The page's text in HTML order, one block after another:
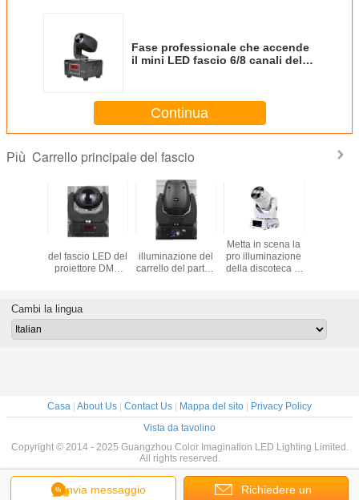
Fase professionale che accende
il mini LED fascio 6/8 canali del
Continua
Più Carrello principale del fascio
del fascio LED del
proiettore DMX
fase del DJ mini
125 watt
illuminazione del
carrello del partito
KTV
Metta in scena la
pro illuminazione
della discoteca di
Luminus 90W
illuminazione 50
Invia messaggio Richiedere un
Cambi la lingua
Casa About Us Contact Us Mappa del sito
Privacy Policy
Vista da tavolino
Copyright © 2014 - 2025 Guangzhou Color Imagination LED Lighting Limited.
All rights reserved.